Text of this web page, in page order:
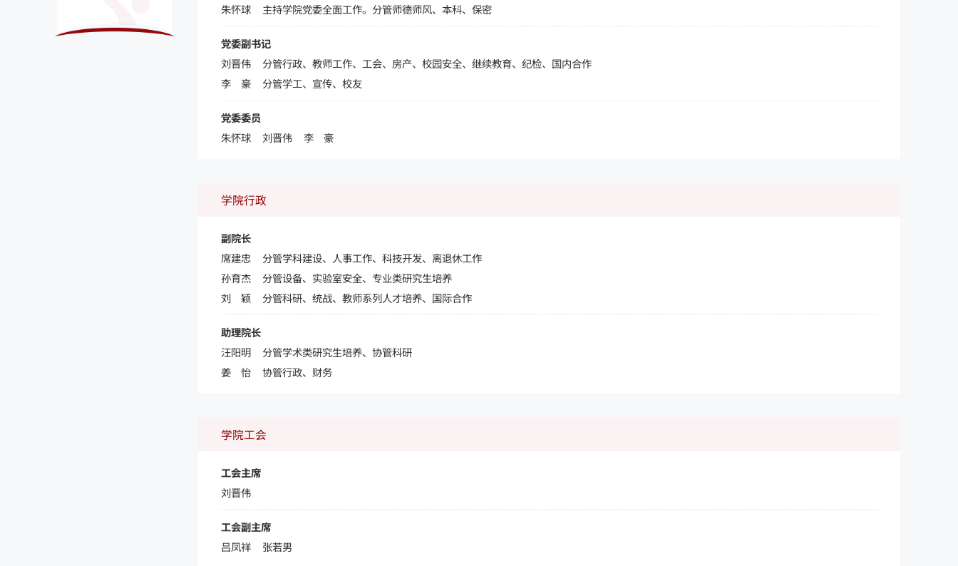
朱怀球
主持学院党委全面工作。分管师德师风、本科、保密
党委副书记
刘晋伟
分管行政、教师工作、工会、房产、校园安全、继续教育、纪检、国内合作
李 豪
分管学工、宣传、校友
党委委员
朱怀球 刘晋伟 李 豪
学院行政
副院长
席建忠
分管学科建设、人事工作、科技开发、离退休工作
孙育杰
分管设备、实验室安全、专业类研究生培养
刘 颖
分管科研、统战、教师系列人才培养、国际合作
助理院长
汪阳明
分管学术类研究生培养、协管科研
姜 怡
协管行政、财务
学院工会
工会主席
刘晋伟
工会副主席
吕凤祥 张若男